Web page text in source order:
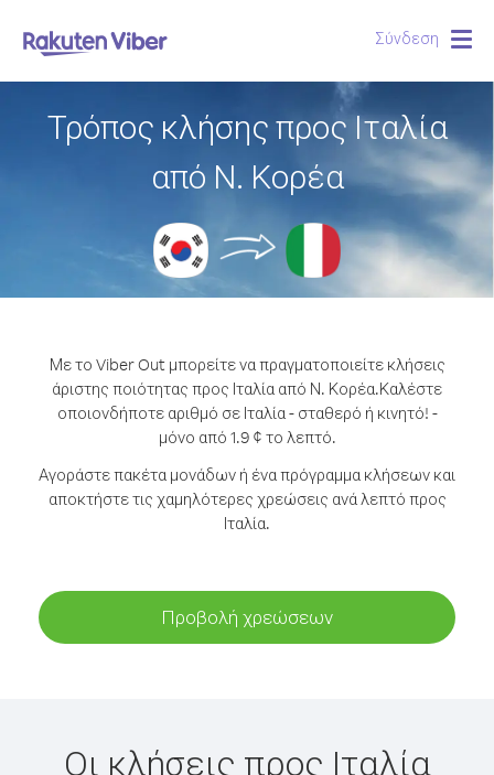
Σύνδεση
Τρόπος κλήσης προς Ιταλία
από Ν. Κορέα
Με το Viber Out μπορείτε να πραγματοποιείτε κλήσεις
άριστης ποιότητας προς Ιταλία από Ν. Κορέα.Καλέστε
οποιονδήποτε αριθμό σε Ιταλία - σταθερό ή κινητό! -
μόνο από 1.9 ¢ το λεπτό.
Αγοράστε πακέτα μονάδων ή ένα πρόγραμμα κλήσεων και
αποκτήστε τις χαμηλότερες χρεώσεις ανά λεπτό προς
Ιταλία.
Προβολή χρεώσεων
Οι κλήσεις προς Ιταλία